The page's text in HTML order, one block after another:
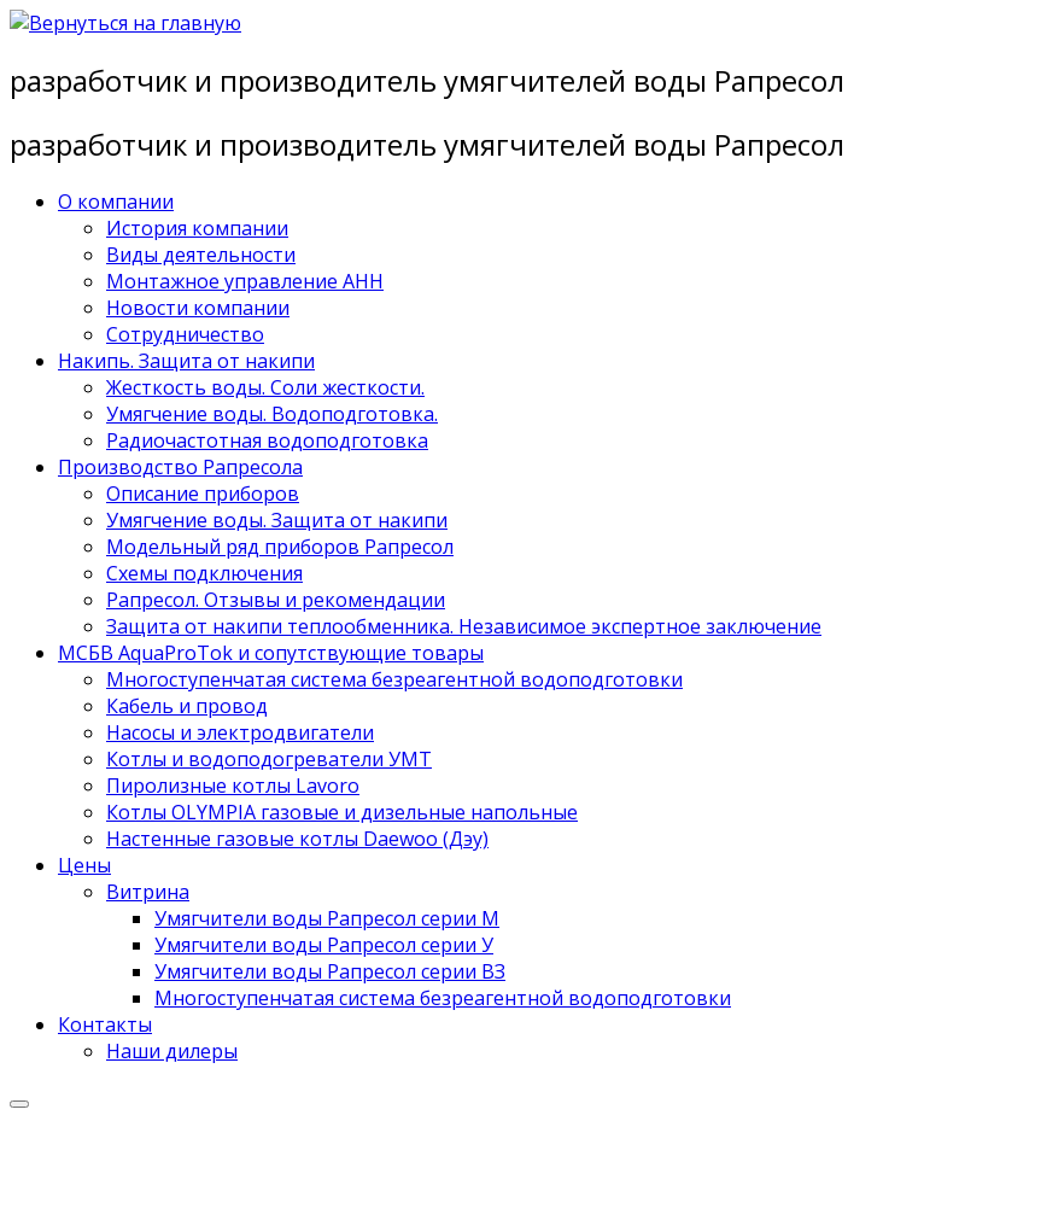
Перейти
содержимому
разработчик и производитель умягчителей воды Рапресол
разработчик и производитель умягчителей воды Рапресол
О компании
История компании
Виды деятельности
Монтажное управление АНН
Новости компании
Сотрудничество
Накипь. Защита от накипи
Жесткость воды. Соли жесткости.
Умягчение воды. Водоподготовка.
Радиочастотная водоподготовка
Производство Рапресола
Описание приборов
Умягчение воды. Защита от накипи
Модельный ряд приборов Рапресол
Схемы подключения
Рапресол. Отзывы и рекомендации
Защита от накипи теплообменника. Независимое экспертное заключение
МСБВ AquaProTok и сопутствующие товары
Многоступенчатая система безреагентной водоподготовки
Кабель и провод
Насосы и электродвигатели
Котлы и водоподогреватели УМТ
Пиролизные котлы Lavoro
Котлы OLYMPIA газовые и дизельные напольные
Настенные газовые котлы Daewoo (Дэу)
Цены
Витрина
Умягчители воды Рапресол серии М
Умягчители воды Рапресол серии У
Умягчители воды Рапресол серии ВЗ
Многоступенчатая система безреагентной водоподготовки
Контакты
Наши дилеры